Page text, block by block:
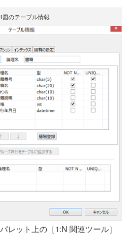
図のテーブル情報
レット上の［1:N 関連ツール］